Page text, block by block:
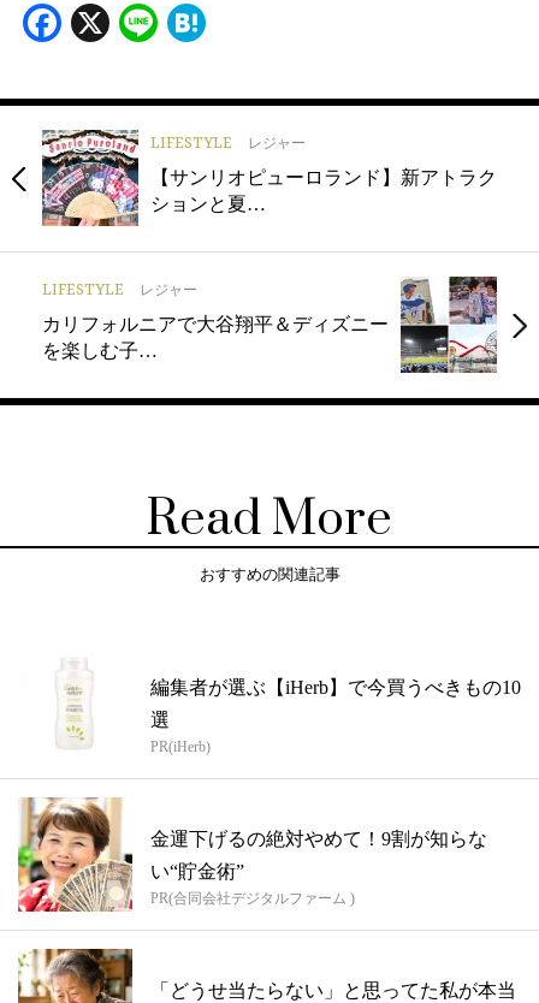
Facebook
X Line
LIFESTYLE レジャー
【サンリオピューロランド】新アトラク
ションと夏…
LIFESTYLE レジャー
カリフォルニアで大谷翔平＆ディズニー
を楽しむ子…
Read More
おすすめの関連記事
編集者が選ぶ【iHerb】で今買うべきもの10
選
PR(iHerb)
金運下げるの絶対やめて！9割が知らな
い“貯金術”
PR(合同会社デジタルファーム )
「どうせ当たらない」と思ってた私が本当